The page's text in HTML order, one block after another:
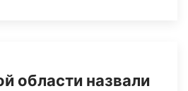
области назвали